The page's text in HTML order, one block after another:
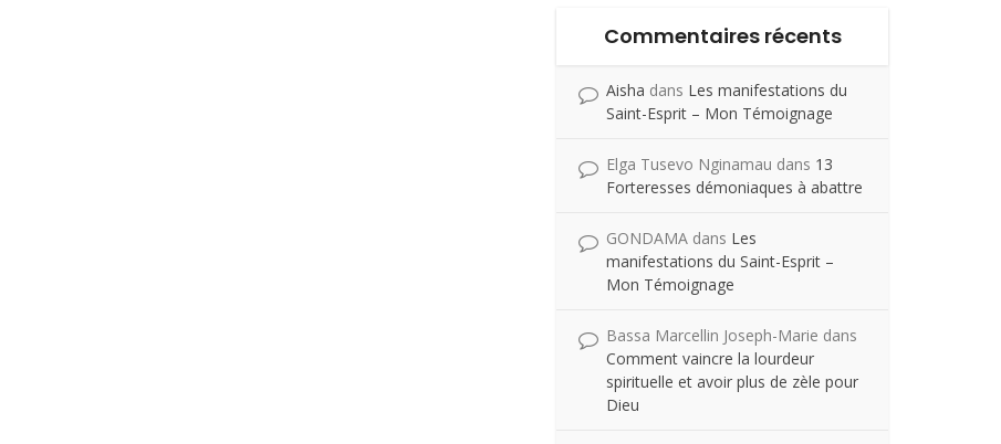
Commentaires récents
Aisha dans Les manifestations du
Saint-Esprit – Mon Témoignage
Elga Tusevo Nginamau dans 13
Forteresses démoniaques à abattre
GONDAMA dans Les
manifestations du Saint-Esprit –
Mon Témoignage
Bassa Marcellin Joseph-Marie dans
Comment vaincre la lourdeur
spirituelle et avoir plus de zèle pour
Dieu